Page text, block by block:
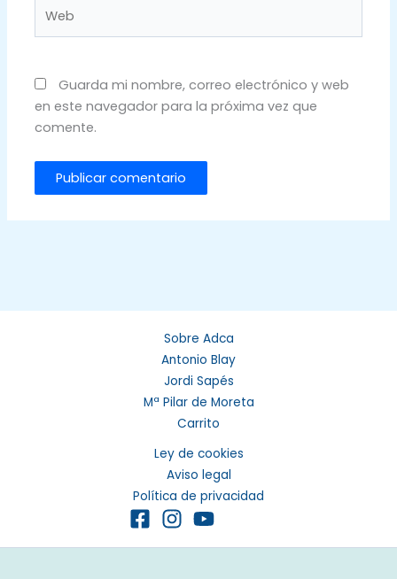
Guarda mi nombre, correo electrónico y web
en este navegador para la próxima vez que
comente.
Sobre Adca
Antonio Blay
Jordi Sapés
Mª Pilar de Moreta
Carrito
Ley de cookies
Aviso legal
Política de privacidad